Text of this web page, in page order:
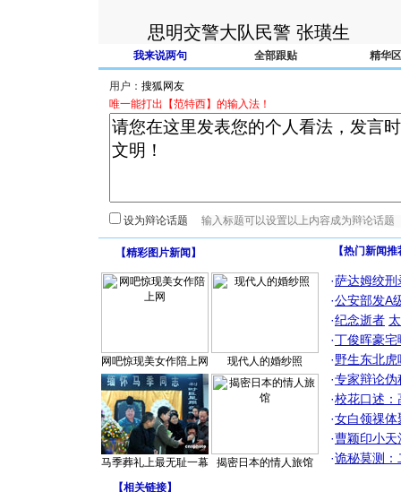
思明交警大队民警 张璜生
我来说两句 全部跟贴 精华区
用户：
唯一能打出【范特西】的输入法！
设为辩论话题
【精彩图片新闻 】
网吧惊现美女作陪上网 现代人的婚纱照
马季葬礼上最无耻一幕 揭密日本的情人旅馆
【热门新闻
·萨达姆绞刑
·公安部发A
·纪念逝者
·丁俊晖豪
·野生东北
·专家辩论伪
·校花口述：
·女白领祼体
·曹颖印小天
·诡秘莫测：
【相关链接】